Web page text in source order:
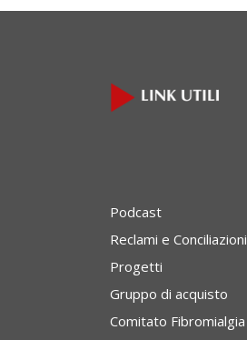
Podcast
Reclami e Conciliazioni
Progetti
Gruppo di acquisto
Comitato Fibromialgia